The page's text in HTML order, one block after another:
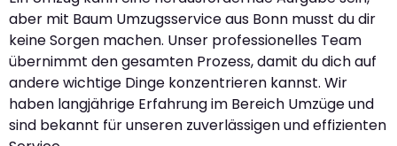
aber mit Baum Umzugsservice aus Bonn musst du dir
keine Sorgen machen. Unser professionelles Team
übernimmt den gesamten Prozess, damit du dich auf
andere wichtige Dinge konzentrieren kannst. Wir
haben langjährige Erfahrung im Bereich Umzüge und
sind bekannt für unseren zuverlässigen und effizienten